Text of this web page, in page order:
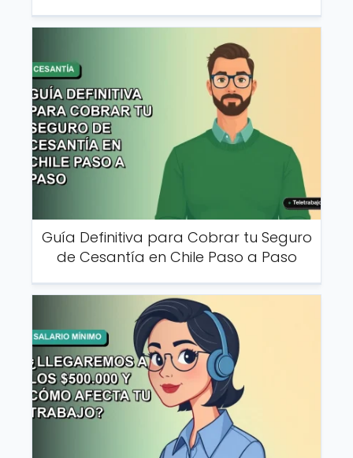
Guía Definitiva para Cobrar tu Seguro
de Cesantía en Chile Paso a Paso